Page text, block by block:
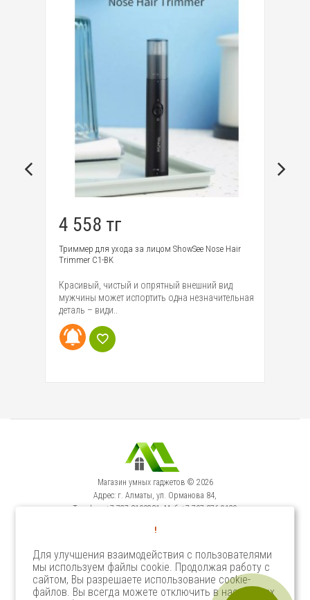
4 558 тг
Триммер для ухода за лицом ShowSee Nose Hair
Trimmer C1-BK
Красивый, чистый и опрятный внешний вид
мужчины может испортить одна незначительная
деталь – види..
Магазин умных гаджетов © 2026
Адрес: г. Алматы, ул. Орманова 84,
Телефон: +7-727-3100231, Моб: +7-707-376-9129
Сервисный Центр: г. Алматы, ул. Орманова 84.
Select Language ▼
!
Для улучшения взаимодействия с пользователями
мы используем файлы cookie. Продолжая работу с
сайтом, Вы разрешаете использование cookie-
файлов. Вы всегда можете отключить в настройках